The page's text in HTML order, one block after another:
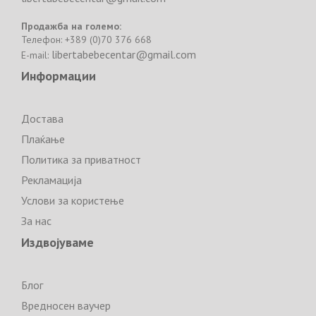
Продажба на големо:
Телефон: +389 (0)70 376 668
E-mail: libertabebecentar@gmail.com
Информации
Достава
Плаќање
Политика за приватност
Рекламација
Услови за користење
За нас
Издвојуваме
Блог
Вредносен ваучер